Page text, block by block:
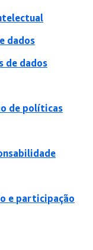
dados
de dados
de políticas
e participação